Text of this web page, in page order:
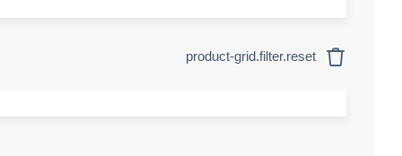
product-grid.filter.reset